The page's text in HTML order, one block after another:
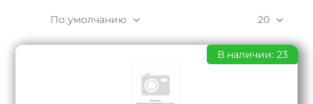
20
По умолчанию
В наличии: 23